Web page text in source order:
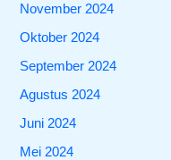
November 2024
Oktober 2024
September 2024
Agustus 2024
Juni 2024
Mei 2024